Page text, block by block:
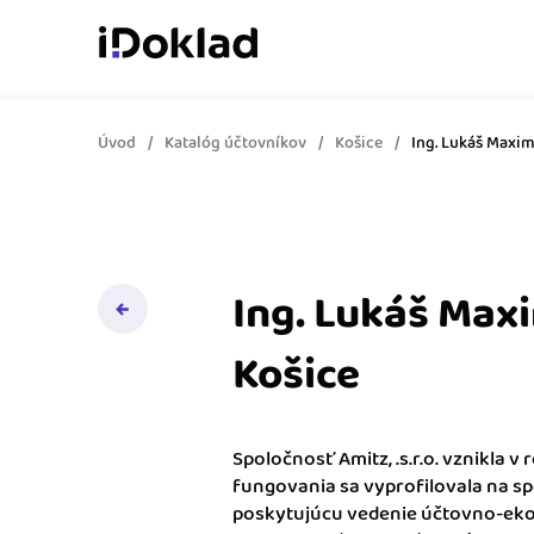
Online fakturácia
Získajte kontrolu nad
obchodnými kontaktmi.
Sledovanie cashflow
Spolupráca s
Dajte účtovníkovi to,
Úvod Katalóg účtovníkov Košice Ing. Lukáš Maxim
Ing. Lukáš
Košice
Spoločnosť Amitz, .s.r.o. vznikla v
fungovania sa vyprofilovala na
poskytujúcu vedenie účtovno-